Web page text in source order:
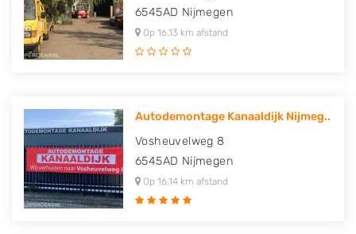
6545AD Nijmegen
Op 16,13 km afstand
Autodemontage Kanaaldijk Nijmeg..
Vosheuvelweg 8
6545AD Nijmegen
Op 16,14 km afstand